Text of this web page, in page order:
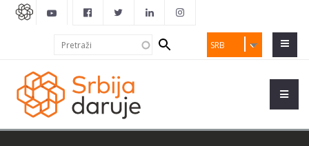
SRB
Search
form